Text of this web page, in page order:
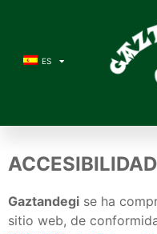
ES
ACCESIBILIDAD
Gaztandegi se ha
sitio web, de